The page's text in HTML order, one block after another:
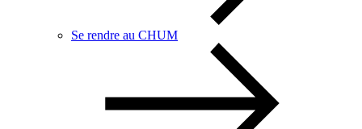
Se rendre au CHUM